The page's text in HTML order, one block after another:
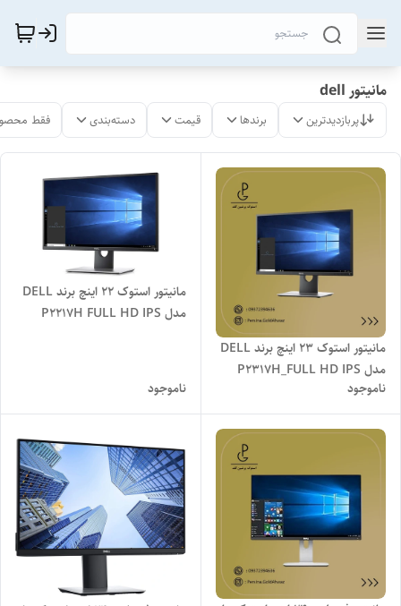
مانیتور dell
پربازدیدترین برندها قیمت دسته‌بندی فقط
مانیتور استوک 23 اینچ برند DELL
مدل P2317H_FULL HD IPS
ناموجود
مانیتور استوک 22 اینچ برند DELL
مدل P2217H FULL HD IPS
ناموجود